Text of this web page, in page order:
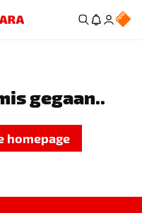
gegaan..
homepage